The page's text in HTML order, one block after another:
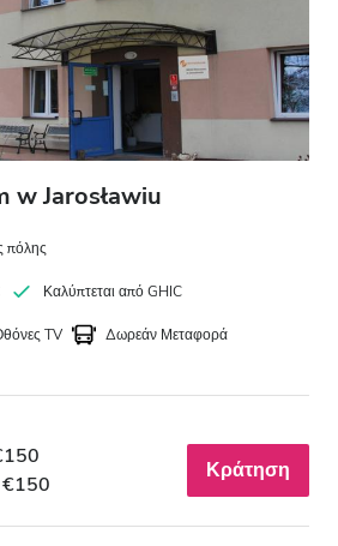
B
C
w Jarosławiu
πόλης
Καλύπτεται από GHIC
TV
Δωρεάν Μεταφορά
Κράτηση